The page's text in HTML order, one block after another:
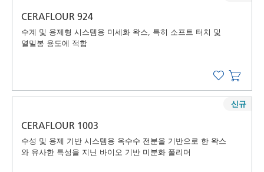
CERAFLOUR 924
수계 및 용제형 시스템용 미세화 왁스, 특히 소프트 터치 및
열밀봉 용도에 적합
CERAFLOUR 1003
수성 및 용제 기반 시스템용 옥수수 전분을 기반으로 한 왁스
와 유사한 특성을 지닌 바이오 기반 미분화 폴리머
신규